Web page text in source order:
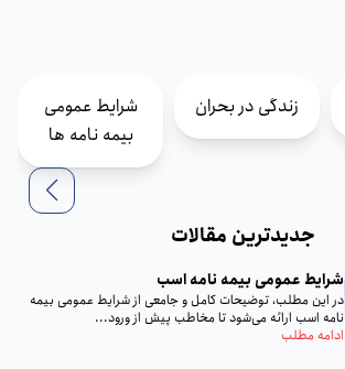
زندگی در بحران
شرایط عمومی
بیمه نامه ها
جدیدترین مقالات
شرایط عمومی بیمه نامه اسب
در این مطلب، توضیحات کامل و جامعی از شرایط عمومی بیمه
نامه اسب ارائه می‌شود تا مخاطب پیش از ورود...
ادامه مطلب